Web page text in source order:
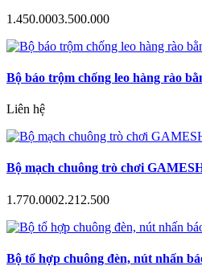
1.450.0003.500.000
Bộ báo trộm chống leo hàng rào
Liên hệ
Bộ mạch chuông trò chơi
1.770.0002.212.500
Bộ tổ hợp chuông đèn, nút nhấn